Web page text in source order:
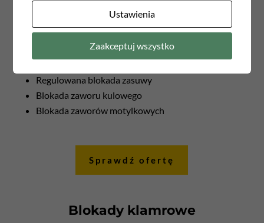
Blokada uniwersalna LOTO
Regulowana blokada zasuwy
Blokada zaworu kulowego
Blokada zaworów motylkowych
Sprawdź ofertę
Blokady klamrowe
Ustawienia
Zaakceptuj wszystko